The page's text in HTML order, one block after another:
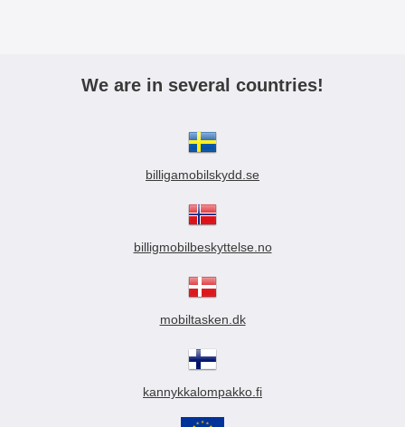
lompakkokotelo • 3 korttitaskua ja
suurta magneettiläppää • Tyylikäs
yhdistää tyylin, käytännöllisyyden
We are in several countries!
billigamobilskydd.se
billigmobilbeskyttelse.no
mobiltasken.dk
kannykkalompakko.fi